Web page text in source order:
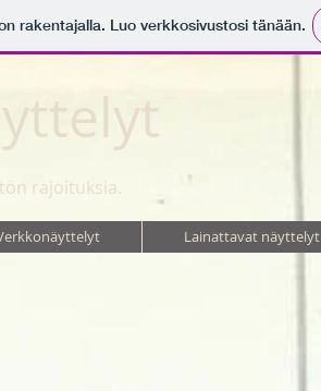
rakentajalla. Luo verkkosivustosi tänään.
rajoituksia.
Lainattavat näyttelyt